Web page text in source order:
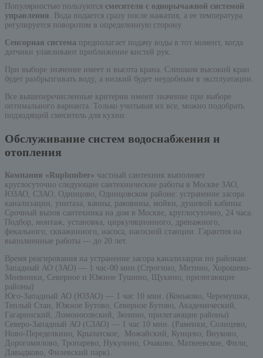
Популярностью пользуются смесители с однорычажной системой
управления. Вода подается сразу после нажатия, а ее температура
регулируется поворотом в определенную сторону.
Сенсорная система предполагает подачу воды в тот момент, когда
датчики улавливают приближение кистей рук.
При выборе значение имеет и высота крана. Слишком высокий кран
будет разбрызгивать воду, а низкий будет неудобным в эксплуатации.
Все вышеперечисленные критерии имеют значение при выборе
оптимального варианта. Только учитывая их все, можно подобрать
подходящий смеситель для кухни.
Обслуживание систем водоснабжения и
отопления
Компания «Ruplumber» частный сантехник выполняет
круглосуточно следующие сантехнические работы в Москве ЗАО,
ЮЗАО, СЗАО, Одинцово, Одинцовском районе: устранение засора
канализации, унитаза, ванны, раковины, мойки, душевой кабины.
Срочный вызов сантехника на дом в Москве, круглосуточно, 24 часа.
Подбор, монтаж, установка, циркуляционного, дренажного,
фекального, скважинного, насоса, насосной станции. Гарантия на
выполненные работы — до 20 лет.
Время реагирования на устранение засора канализации по районам:
Западный АО (ЗАО) — 1 час-00 мин.(Строгино, Митино, Хорошево-
Мневники, Северное и Южное Тушино, Щукино, прилегающие
районы)
Юго-Западный АО (ЮЗАО) — 1 час 10 мин. (Коньково, Черемушки,
Теплый Стан, Южное Бутово, Северное Бутово, Академический,
Гагаринский, Ломоносовский, Зюзино, прилегающие районы)
Северо-Западный АО (СЗАО) — 1 час 10 мин. (Раменки, Солнцево,
Ново-Переделкино, Крылатское, Можайский, Кунцево, Внуково,
Дорогомилово, Тропарево, Нукулино, Очаково, Матвеевское, Фили,
Давыдково, Филевский парк).